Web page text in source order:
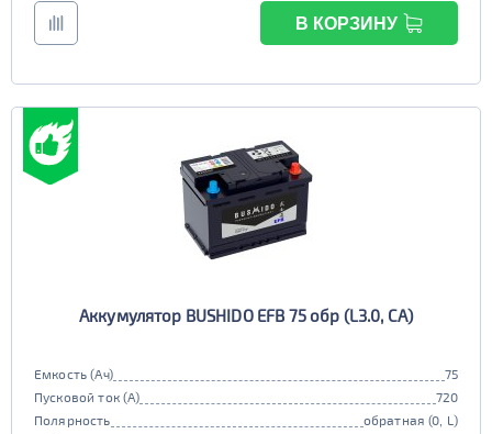
В КОРЗИНУ
Аккумулятор BUSHIDO EFB 75 обр (L3.0, CA)
Емкость (Ач)
75
Пусковой ток (А)
720
Полярность
обратная (0, L)